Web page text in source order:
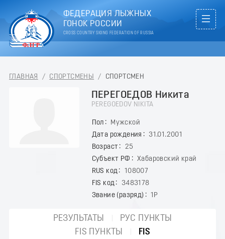
ФЕДЕРАЦИЯ ЛЫЖНЫХ
ГОНОК РОССИИ
CROSS COUNTRY SKIING FEDERATION OF RUSSIA
ГЛАВНАЯ / СПОРТСМЕНЫ / СПОРТСМЕН
ПЕРЕГОЕДОВ Никита
PEREGOEDOV NIKITA
Пол
Мужской
Дата рождения
31.01.2001
Возраст
25
Субъект РФ
Хабаровский край
RUS код
108007
FIS код
3483178
Звание (разряд)
1Р
РЕЗУЛЬТАТЫ
РУС ПУНКТЫ
FIS ПУНКТЫ
FIS